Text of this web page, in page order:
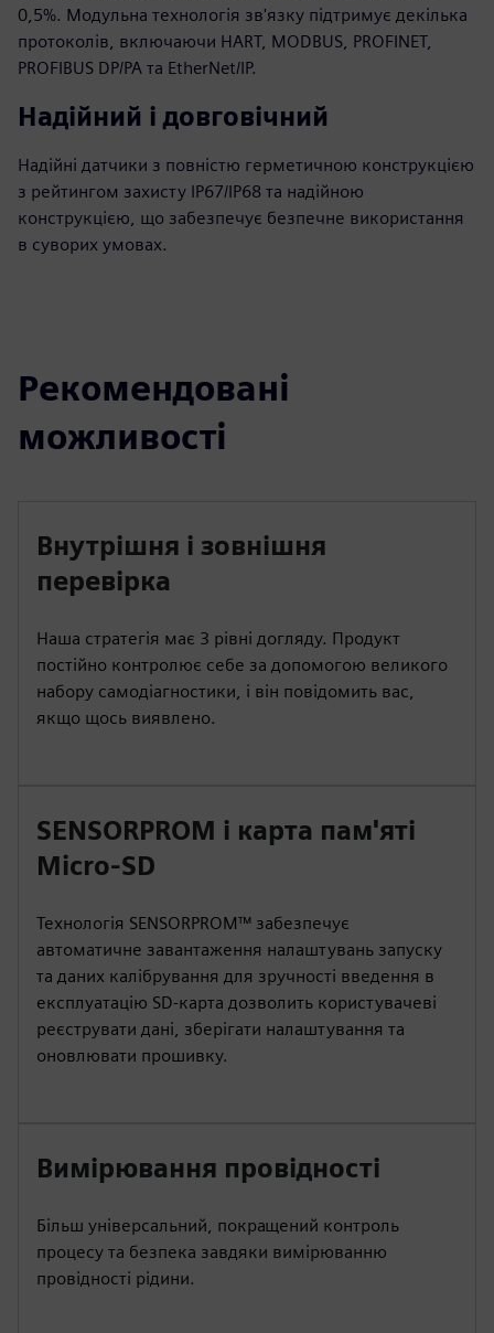
0,5%. Модульна технологія зв'язку підтримує декілька
протоколів, включаючи HART, MODBUS, PROFINET,
PROFIBUS DP/PA та EtherNet/IP.
Надійний і довговічний
Надійні датчики з повністю герметичною конструкцією
з рейтингом захисту IP67/IP68 та надійною
конструкцією, що забезпечує безпечне використання
в суворих умовах.
Рекомендовані
можливості
Внутрішня і зовнішня
перевірка
Наша стратегія має 3 рівні догляду. Продукт
постійно контролює себе за допомогою великого
набору самодіагностики, і він повідомить вас,
якщо щось виявлено.
SENSORPROM і карта пам'яті
Micro-SD
Технологія SENSORPROM™ забезпечує
автоматичне завантаження налаштувань запуску
та даних калібрування для зручності введення в
експлуатацію SD-карта дозволить користувачеві
реєструвати дані, зберігати налаштування та
оновлювати прошивку.
Вимірювання провідності
Більш універсальний, покращений контроль
процесу та безпека завдяки вимірюванню
провідності рідини.